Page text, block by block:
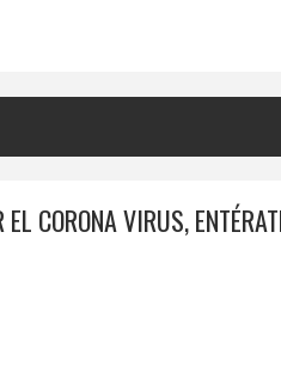
CORONA VIRUS,